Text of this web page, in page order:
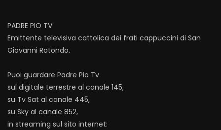
PADRE PIO TV
Emittente televisiva cattolica dei frati cappuccini di San
Giovanni Rotondo.
Puoi guardare Padre Pio Tv
sul digitale terrestre al canale 145,
su Tv Sat al canale 445,
su Sky al canale 852,
in streaming sul sito internet: